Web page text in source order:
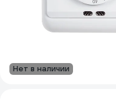
Нет в наличии